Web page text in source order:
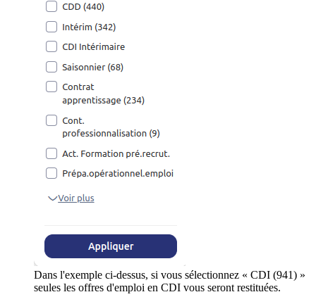
Dans l'exemple ci-dessus, si vous sélectionnez « CDI (941) »
seules les offres d'emploi en CDI vous seront restituées.